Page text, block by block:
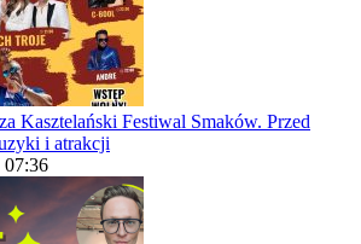
Kasztelański Festiwal Smaków. Przed
i atrakcji
07:36